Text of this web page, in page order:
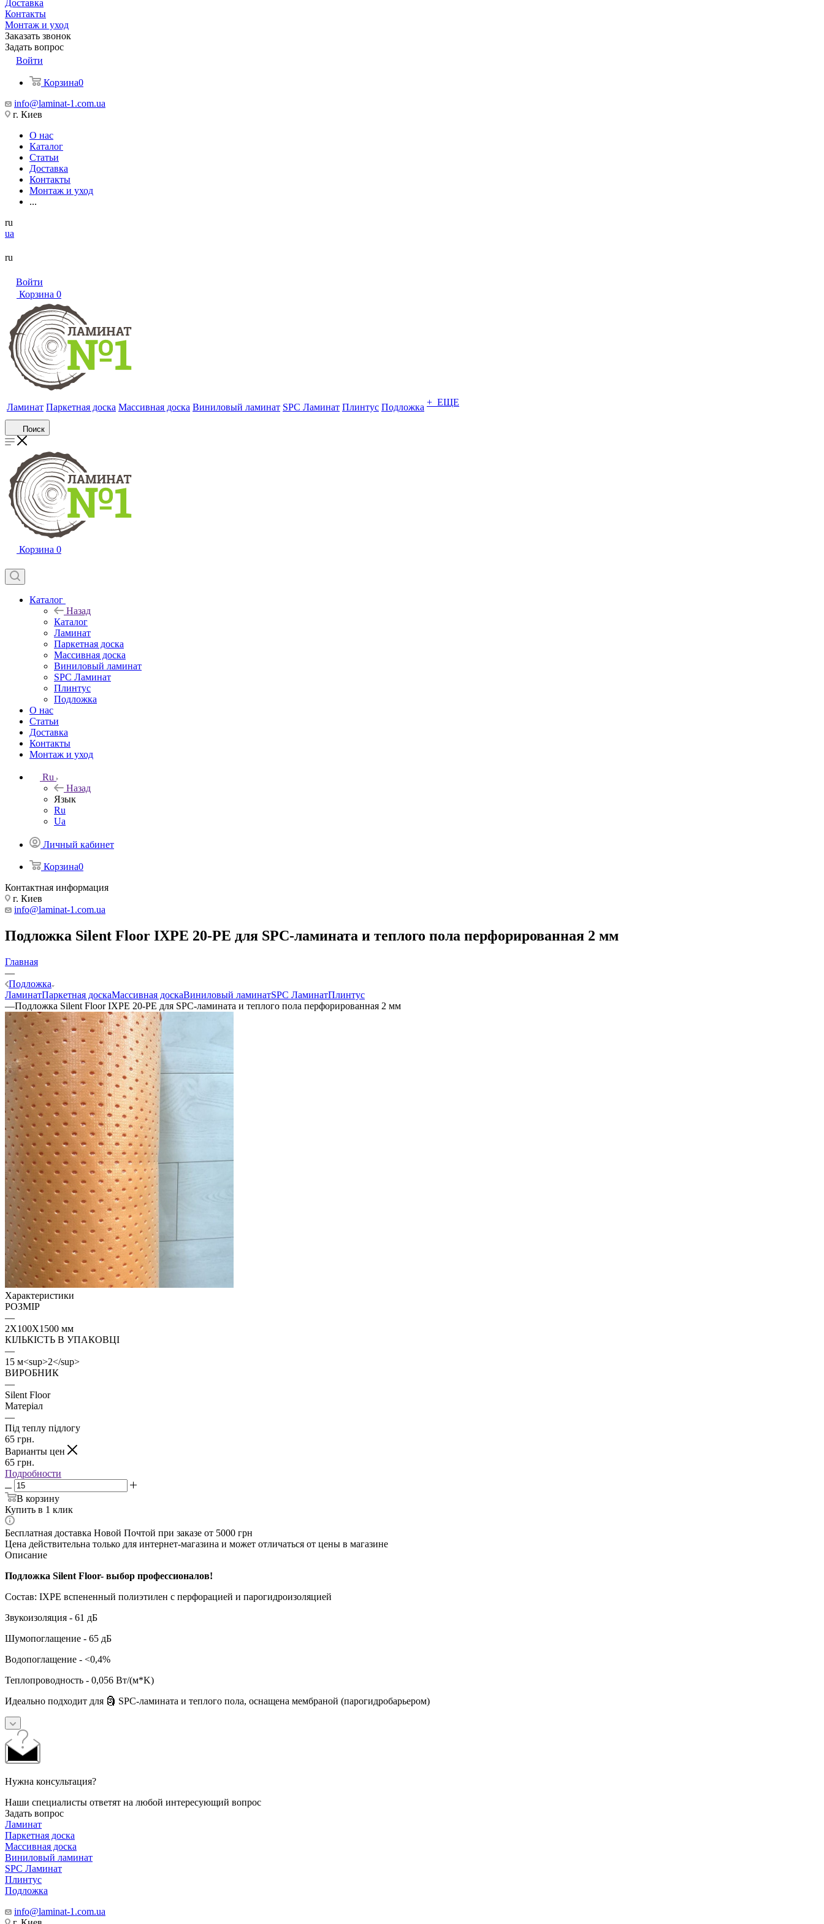
Доставка
Контакты
Монтаж и уход
Заказать звонок
Задать вопрос
Войти
Корзина0
info@laminat-1.com.ua
г. Киев
О нас
Каталог
Статьи
Доставка
Контакты
Монтаж и уход
...
ru
ua
ru
Войти
Корзина 0
Ламинат Паркетная доска Массивная доска Виниловый ламинат SPC Ламинат Плинтус Подложка + ЕЩЕ
Поиск
Корзина 0
Каталог
Назад
Каталог
Ламинат
Паркетная доска
Массивная доска
Виниловый ламинат
SPC Ламинат
Плинтус
Подложка
О нас
Статьи
Доставка
Контакты
Монтаж и уход
Ru
Назад
Язык
Ru
Ua
Личный кабинет
Корзина0
Контактная информация
г. Киев
info@laminat-1.com.ua
Подложка Silent Floor IXPE 20-PE для SPC-ламината и теплого пола перфорированная 2 мм
Главная
—
Подложка
ЛаминатПаркетная доскаМассивная доскаВиниловый ламинатSPC ЛаминатПлинтус
—Подложка Silent Floor IXPE 20-PE для SPC-ламината и теплого пола перфорированная 2 мм
Характеристики
РОЗМІР
—
2Х100Х1500 мм
КІЛЬКІСТЬ В УПАКОВЦІ
—
15 м<sup>2</sup>
ВИРОБНИК
—
Silent Floor
Матеріал
—
Під теплу підлогу
65 грн.
Варианты цен
65 грн.
Подробности
В корзину
Купить в 1 клик
Бесплатная доставка Новой Почтой при заказе от 5000 грн
Цена действительна только для интернет-магазина и может отличаться от цены в магазине
Описание
Подложка Silent Floor- выбор профессионалов!
Состав: IXPE вспененный полиэтилен c перфорацией и парогидроизоляцией
Звукоизоляция - 61 дБ
Шумопоглащение - 65 дБ
Водопоглащение - <0,4%
Теплопроводность - 0,056 Вт/(м*K)
Идеально подходит для 🗿 SPC-ламината и теплого пола, оснащена мембраной (парогидробарьером)
Нужна консультация?
Наши специалисты ответят на любой интересующий вопрос
Задать вопрос
Ламинат
Паркетная доска
Массивная доска
Виниловый ламинат
SPC Ламинат
Плинтус
Подложка
info@laminat-1.com.ua